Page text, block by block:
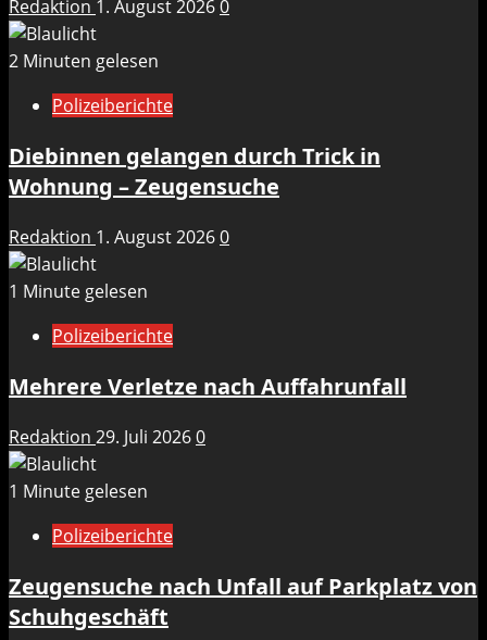
Redaktion 1. August 20260
2 Minuten gelesen
Polizeiberichte
Diebinnen gelangen durch Trick in
Wohnung – Zeugensuche
Redaktion 1. August 20260
1 Minute gelesen
Polizeiberichte
Mehrere Verletze nach Auffahrunfall
Redaktion 29. Juli 20260
1 Minute gelesen
Polizeiberichte
Zeugensuche nach Unfall auf Parkplatz von
Schuhgeschäft